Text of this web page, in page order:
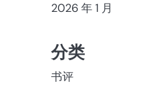
2026 年 1 月
分类
书评